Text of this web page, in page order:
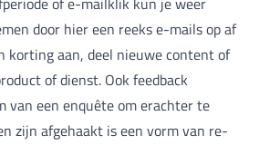
door hier een reeks e-mails op af
korting aan, deel nieuwe content of
of dienst. Ook feedback
van een enquête om erachter te
zijn afgehaakt is een vorm van re-